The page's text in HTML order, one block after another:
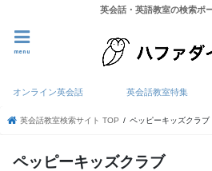
英会話・英語教室の検索ポ
menu
オンライン英会話 英会話教室特集
英会話教室検索サイト TOP ペッピーキッズクラブ
ペッピーキッズクラブ